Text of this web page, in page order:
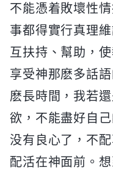
不能憑着敗壞性
事都得實行真理
互扶持、幫助，
享受神那麽多話
麽長時間，我若
欲，不能盡好自
没有良心了，不
配活在神面前。